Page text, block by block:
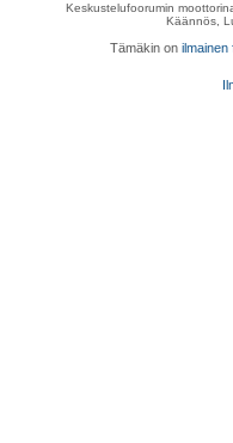
Keskustelufoorumin
Käännös,
Tämäkin on ilmainen